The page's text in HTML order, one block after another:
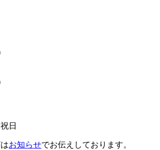
日
お知らせでお伝えしております。